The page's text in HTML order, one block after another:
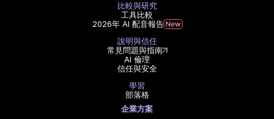
比較與研究
工具比較
2026年 AI 配音報告
說明與信任
常見問題與指南
AI 倫理
信任與安全
學習
部落格
企業方案